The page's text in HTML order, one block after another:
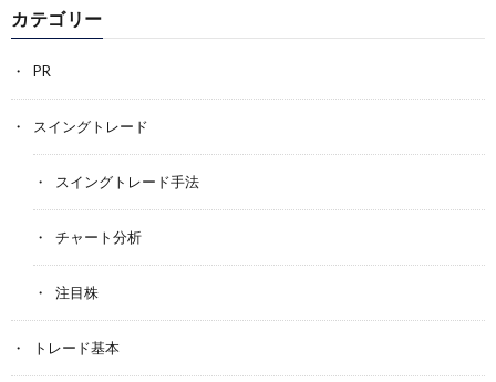
カテゴリー
PR
スイングトレード
スイングトレード手法
チャート分析
注目株
トレード基本